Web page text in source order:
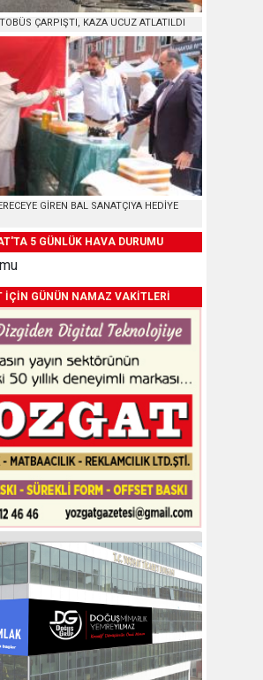
ÇARPIŞTI, KAZA UCUZ ATLATILDI
GİREN BAL SANATÇIYA HEDİYE
5 GÜNLÜK HAVA DURUMU
İÇİN GÜNÜN NAMAZ VAKİTLERİ